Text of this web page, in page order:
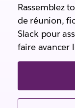
Rassemblez
de réunion,
Slack pour
faire avancer